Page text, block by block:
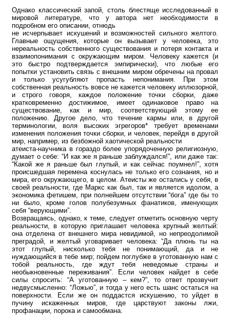
Однако классический запой, столь блестяще исследованный в
мировой литературе, что у автора нет необходимости в
подробном его описании, отнюдь
не исчерпывает искушений и возможностей сильного желтого.
Главные ощущения, которые он вызывает у человека, это
нереальность собственного существования и потеря контакта и
взаимопонимания с окружающим миром. Человеку кажется (и
это быстро подтверждается эмпирически), что любые его
попытки установить связь с внешним миром обречены на провал
и только усугубляют пропасть непонимания. При этом
собственная реальность вовсе не кажется человеку иллюзорной,
и строго говоря, каждое положение точки сборки, даже
кратковременно достижимое, имеет одинаковое право на
существование, как и мир, соответствующий этому ее
положению. Другое дело, что течение кармы или, в другой
терминологии, воля высоких эгрегоров* требует временами
изменения положения точки сборки, и человек, перейдя в другой
мир, например, из безбожной хаотической реальности
атеиста-научника в гораздо более упорядоченную религиозную,
думает о себе: “И как же я раньше заблуждался!”, или даже так:
“Какой же я раньше был глупый, и как сейчас поумнел!”, хотя
происшедшая перемена коснулась не только его сознания, но и
мира, его окружающего, в целом. Атеисты же остались у себя, в
своей реальности, где Маркс как был, так и является идолом, а
экономика фетишем, при полнейшем отсутствии “бога” где бы то
ни было, кроме голов полубезумных фанатиков, именующих
себя “верующими”.
Возвращаясь, однако, к теме, следует отметить основную черту
реальности, в которую приглашает человека крупный желтый:
она отделена от внешнего мира невидимой, но непреодолимой
преградой, и желтый уговаривает человека: “Да плюнь ты на
этот глупый, нисколько тебя не понимающий, да и не
нуждающийся в тебе мир; пойдем поглубже в уготованную нам с
тобой реальность, где ждут тебя неведомые страны и
необыкновенные переживания”. Если человек найдет в себе
силы спросить: “А уготованную – кем?”, то ответ прозвучит
недвусмысленно: “Ложью”, и тогда у него есть шанс остаться на
поверхности. Если же он поддастся искушению, то уйдет в
пучину искаженных миров, где царствуют законы лжи,
профанации, порока и самообмана.